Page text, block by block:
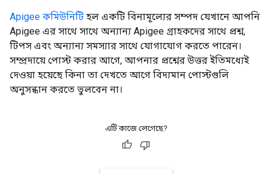
Apigee কমিউনিটি হল একটি বিনামূল্যের সম্পদ যেখানে আপনি
Apigee এর সাথে সাথে অন্যান্য Apigee গ্রাহকদের সাথে প্রশ্ন,
টিপস এবং অন্যান্য সমস্যার সাথে যোগাযোগ করতে পারেন।
সম্প্রদায়ে পোস্ট করার আগে, আপনার প্রশ্নের উত্তর ইতিমধ্যেই
দেওয়া হয়েছে কিনা তা দেখতে আগে বিদ্যমান পোস্টগুলি
অনুসন্ধান করতে ভুলবেন না।
এটি কাজে লেগেছে?